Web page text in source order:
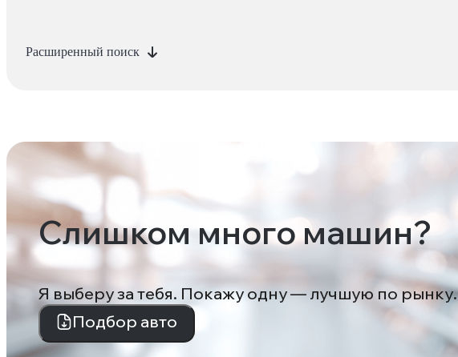
Расширенный поиск
Слишком много машин?
Я выберу за тебя. Покажу одну — лучшую по рынку.
Подбор авто